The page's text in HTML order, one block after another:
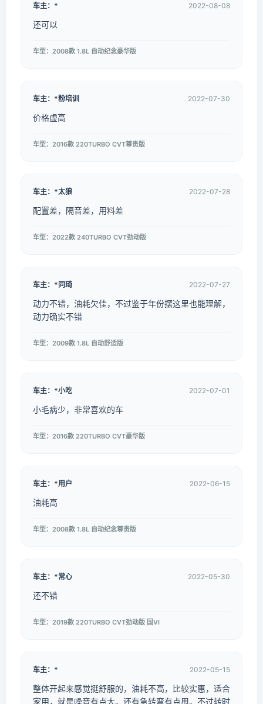
车主：* 2022-08-08
还可以
车型：2008款 1.8L 自动纪念豪华版
车主：*粉培训 2022-07-30
价格虚高
车型：2016款 220TURBO CVT尊贵版
车主：*太狼 2022-07-28
配置差，隔音差，用料差
车型：2022款 240TURBO CVT劲动版
车主：*同琦 2022-07-27
动力不错，油耗欠佳，不过鉴于年份摆这里也能理解，
动力确实不错
车型：2009款 1.8L 自动舒适版
车主：*小吃 2022-07-01
小毛病少，非常喜欢的车
车型：2016款 220TURBO CVT豪华版
车主：*用户 2022-06-15
油耗高
车型：2008款 1.8L 自动纪念尊贵版
车主：*常心 2022-05-30
还不错
车型：2019款 220TURBO CVT劲动版 国VI
车主：* 2022-05-15
整体开起来感觉挺舒服的，油耗不高，比较实惠，适合
家用，就是噪音有点大。还有急转弯有点甩。不过转时